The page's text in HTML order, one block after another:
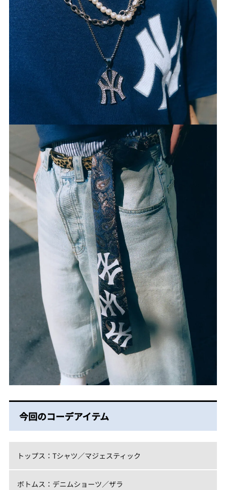
今回のコーデアイテム
トップス：Tシャツ／マジェスティック
ボトムス：デニムショーツ／ザラ